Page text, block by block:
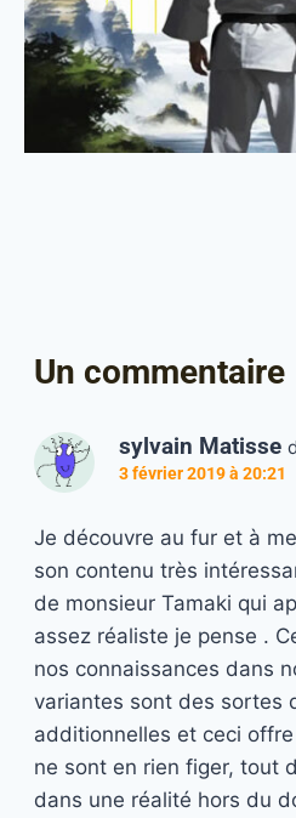
Un commentaire
sylvain Matisse
3 février 2019 à 20:21
Je découvre au fur et à
son contenu très
de monsieur Tamaki qui
assez réaliste je pense .
nos connaissances dans
variantes sont des sortes
additionnelles et ceci
ne sont en rien figer, tout
dans une réalité hors du